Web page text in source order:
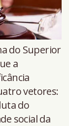
do Superior
a
vetores:
do
social da